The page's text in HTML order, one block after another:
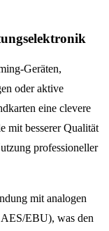
Geräten,
oder aktive
eine clevere
mit besserer Qualität
professioneller
mit analogen
EBU), was den